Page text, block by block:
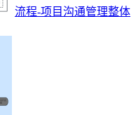
流程-项目沟通管理整体